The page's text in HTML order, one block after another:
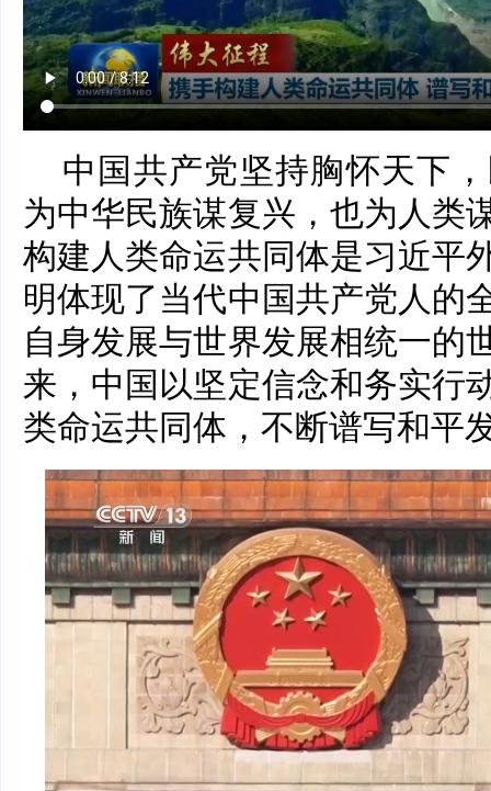
中国共产党坚持胸怀天下
为中华民族谋复兴，也为人类
构建人类命运共同体是习近平
明体现了当代中国共产党人的
自身发展与世界发展相统一的
来，中国以坚定信念和务实行
类命运共同体，不断谱写和平